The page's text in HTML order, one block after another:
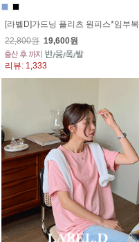
[라벨D]가드닝 플리츠 원피스*임부복
22,800원 19,600원
리뷰: 1,333